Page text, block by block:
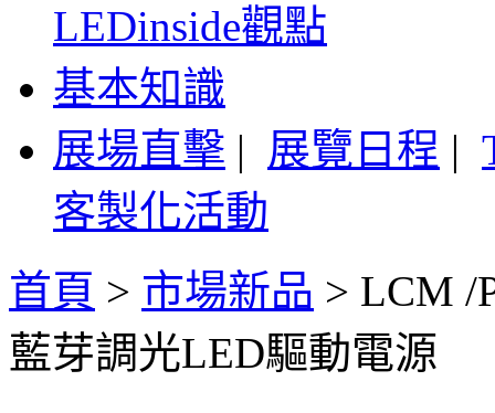
LEDinside觀點
基本知識
展場直擊 | 展覽日程 |
客製化活動
首頁 > 市場新品 > LCM /
藍芽調光LED驅動電源